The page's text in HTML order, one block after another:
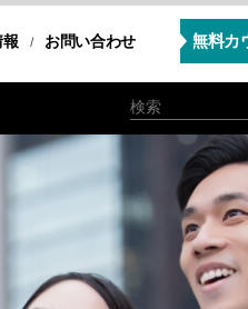
お問い合わせ 無料カ